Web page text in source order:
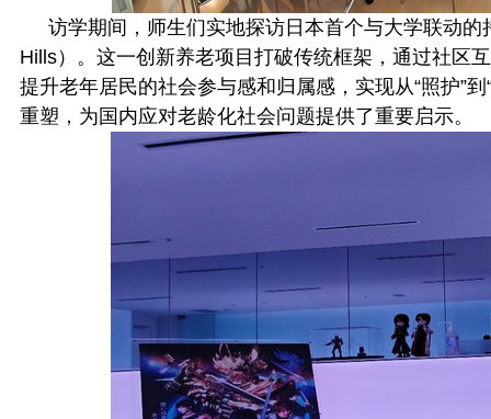
访学期间，师生们实地探访日本首个与大学联动的
Hills）。这一创新养老项目打破传统框架，通过社区
提升老年居民的社会参与感和归属感，实现从“照护”
重塑，为国内应对老龄化社会问题提供了重要启示。